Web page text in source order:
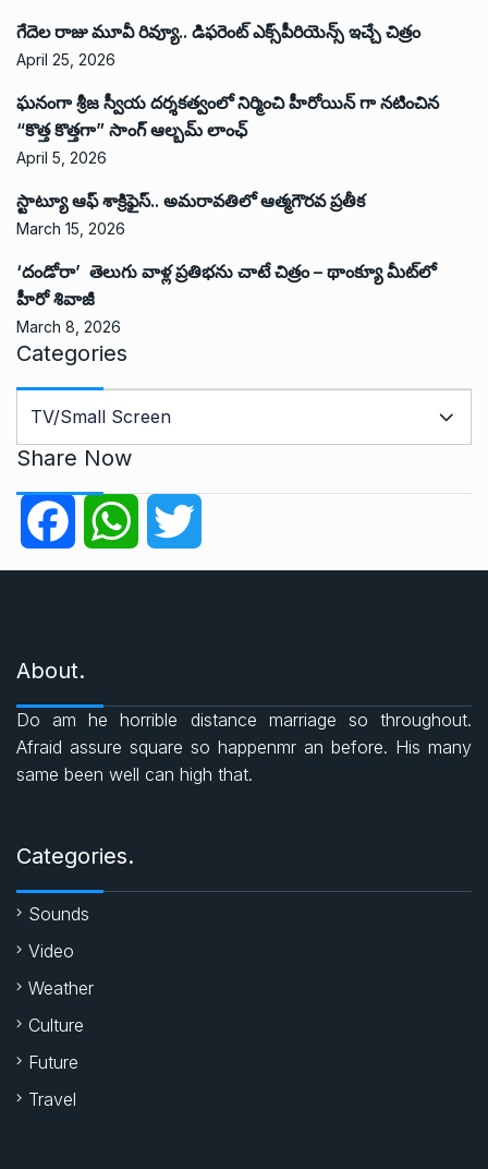
గేదెల రాజు మూవీ రివ్యూ.. డిఫరెంట్ ఎక్స్‌పీరియెన్స్ ఇచ్చే చిత్రం
April 25, 2026
ఘనంగా శ్రీజ స్వీయ దర్శకత్వంలో నిర్మించి హీరోయిన్ గా నటించిన
“కొత్త కొత్తగా” సాంగ్ ఆల్బమ్ లాంఛ్
April 5, 2026
స్టాట్యూ ఆఫ్ శాక్రిఫైస్.. అమరావతిలో ఆత్మగౌరవ ప్రతీక
March 15, 2026
‘దండోరా’ తెలుగు వాళ్ల ప్రతిభను చాటే చిత్రం – థాంక్యూ మీట్‌లో
హీరో శివాజీ
March 8, 2026
Categories
t
o
Share Now
a
e
b
o
k
W
h
s
w
t
About.
Do am he horrible distance marriage so throughout.
Afraid assure square so happenmr an before. His many
same been well can high that.
Categories.
Sounds
Video
Weather
Culture
Future
Travel